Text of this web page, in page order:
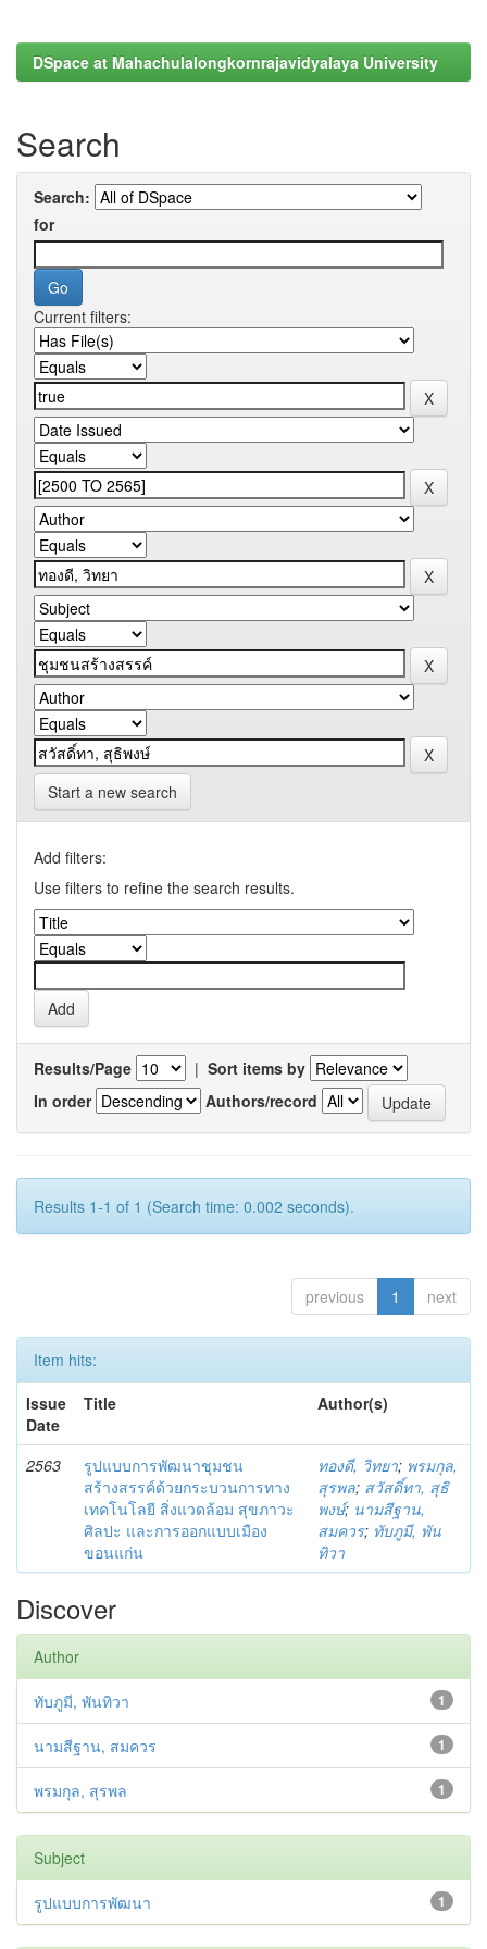
DSpace at Mahachulalongkornrajavidyalaya University
Search
Search:
for
Current filters:
Start a new search
Add filters:
Use filters to refine the search results.
Results/Page | Sort items by
In order
Authors/record
Results 1-1 of 1 (Search time: 0.002 seconds).
previous 1 next
Item hits:
Issue
Date
Title Author(s)
2563
รูปแบบการพัฒนาชุมชน
สร้างสรรค์ด้วยกระบวนการทาง
เทคโนโลยี สิ่งแวดล้อม สุขภาวะ
ศิลปะ และการออกแบบเมือง
ขอนแก่น
ทองดี, วิทยา; พรมกุล,
สุรพล; สวัสดิ์ทา, สุธิ
พงษ์; นามสีฐาน,
สมควร; ทับภูมี, พัน
ทิวา
Discover
Author
1
ทับภูมี, พันทิวา
1
นามสีฐาน, สมควร
1
พรมกุล, สุรพล
Subject
1
รูปแบบการพัฒนา